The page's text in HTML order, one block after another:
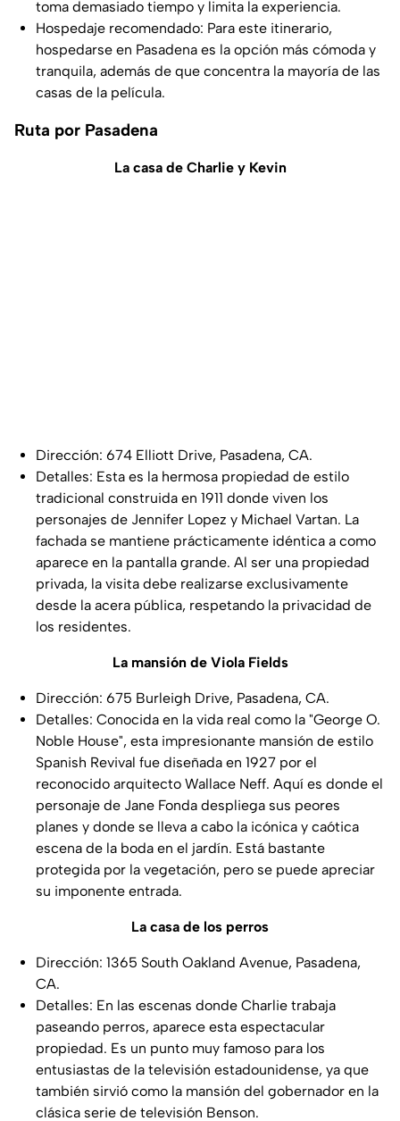
toma demasiado tiempo y limita la experiencia.
Hospedaje recomendado: Para este itinerario,
hospedarse en Pasadena es la opción más cómoda y
tranquila, además de que concentra la mayoría de las
casas de la película.
Ruta por Pasadena
La casa de Charlie y Kevin
Dirección: 674 Elliott Drive, Pasadena, CA.
Detalles: Esta es la hermosa propiedad de estilo
tradicional construida en 1911 donde viven los
personajes de Jennifer Lopez y Michael Vartan. La
fachada se mantiene prácticamente idéntica a como
aparece en la pantalla grande. Al ser una propiedad
privada, la visita debe realizarse exclusivamente
desde la acera pública, respetando la privacidad de
los residentes.
La mansión de Viola Fields
Dirección: 675 Burleigh Drive, Pasadena, CA.
Detalles: Conocida en la vida real como la "George O.
Noble House", esta impresionante mansión de estilo
Spanish Revival fue diseñada en 1927 por el
reconocido arquitecto Wallace Neff. Aquí es donde el
personaje de Jane Fonda despliega sus peores
planes y donde se lleva a cabo la icónica y caótica
escena de la boda en el jardín. Está bastante
protegida por la vegetación, pero se puede apreciar
su imponente entrada.
La casa de los perros
Dirección: 1365 South Oakland Avenue, Pasadena,
CA.
Detalles: En las escenas donde Charlie trabaja
paseando perros, aparece esta espectacular
propiedad. Es un punto muy famoso para los
entusiastas de la televisión estadounidense, ya que
también sirvió como la mansión del gobernador en la
clásica serie de televisión Benson.